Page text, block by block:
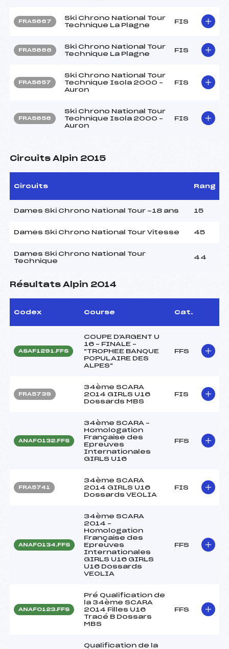
FRA5667
Ski Chrono National Tour
Technique La Plagne
FIS
FRA5666
Ski Chrono National Tour
Technique La Plagne
FIS
FRA5657
Ski Chrono National Tour
Technique Isola 2000 –
Auron
FIS
FRA5656
Ski Chrono National Tour
Technique Isola 2000 –
Auron
FIS
Circuits Alpin 2015
Circuits Rang
Dames Ski Chrono National Tour -18 ans 15
Dames Ski Chrono National Tour Vitesse 45
Dames Ski Chrono National Tour
Technique
44
Résultats Alpin 2014
Codex Course Cat.
ASAF1291.FFS
COUPE D'ARGENT U
16 – FINALE –
"TROPHEE BANQUE
POPULAIRE DES
ALPES"
FFS
FRA5739
34ème SCARA
2014 GIRLS U16
Dossards MBS
FIS
ANAF0132.FFS
34ème SCARA –
Homologation
Française des
Epreuves
Internationales
GIRLS U16
FFS
FRA5741
34ème SCARA
2014 GIRLS U16
Dossards VEOLIA
FIS
ANAF0134.FFS
34ème SCARA
2014 –
Homologation
Française des
Epreuves
Internationales
GIRLS U16 GIRLS
U16 Dossards
VEOLIA
FFS
ANAF0123.FFS
Pré Qualification de
la 34ème SCARA
2014 Filles U16
Tracé B Dossars
MBS
FFS
Qualification de la